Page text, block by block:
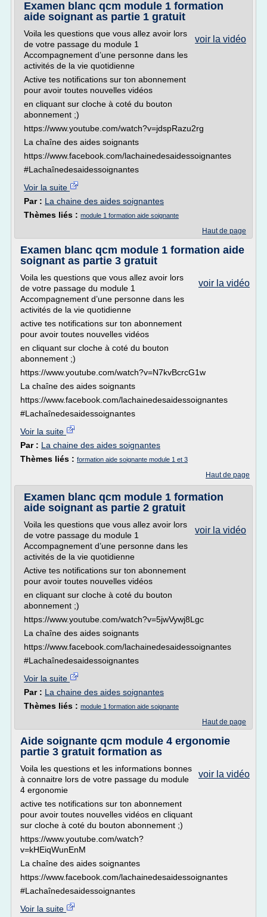
Examen blanc qcm module 1 formation
aide soignant as partie 1 gratuit
voir la vidéo
Voila les questions que vous allez avoir lors
de votre passage du module 1
Accompagnement d’une personne dans les
activités de la vie quotidienne
Active tes notifications sur ton abonnement
pour avoir toutes nouvelles vidéos
en cliquant sur cloche à coté du bouton
abonnement ;)
https://www.youtube.com/watch?v=jdspRazu2rg
La chaîne des aides soignants
https://www.facebook.com/lachainedesaidessoignantes
#Lachaînedesaidessoignantes
Voir la suite
Par : La chaine des aides soignantes
Thèmes liés : module 1 formation aide soignante
Haut de page
Examen blanc qcm module 1 formation aide
soignant as partie 3 gratuit
voir la vidéo
Voila les questions que vous allez avoir lors
de votre passage du module 1
Accompagnement d’une personne dans les
activités de la vie quotidienne
active tes notifications sur ton abonnement
pour avoir toutes nouvelles vidéos
en cliquant sur cloche à coté du bouton
abonnement ;)
https://www.youtube.com/watch?v=N7kvBcrcG1w
La chaîne des aides soignants
https://www.facebook.com/lachainedesaidessoignantes
#Lachaînedesaidessoignantes
Voir la suite
Par : La chaine des aides soignantes
Thèmes liés : formation aide soignante module 1 et 3
Haut de page
Examen blanc qcm module 1 formation
aide soignant as partie 2 gratuit
voir la vidéo
Voila les questions que vous allez avoir lors
de votre passage du module 1
Accompagnement d’une personne dans les
activités de la vie quotidienne
Active tes notifications sur ton abonnement
pour avoir toutes nouvelles vidéos
en cliquant sur cloche à coté du bouton
abonnement ;)
https://www.youtube.com/watch?v=5jwVywj8Lgc
La chaîne des aides soignants
https://www.facebook.com/lachainedesaidessoignantes
#Lachaînedesaidessoignantes
Voir la suite
Par : La chaine des aides soignantes
Thèmes liés : module 1 formation aide soignante
Haut de page
Aide soignante qcm module 4 ergonomie
partie 3 gratuit formation as
voir la vidéo
Voila les questions et les informations bonnes
à connaitre lors de votre passage du module
4 ergonomie
active tes notifications sur ton abonnement
pour avoir toutes nouvelles vidéos en cliquant
sur cloche à coté du bouton abonnement ;)
https://www.youtube.com/watch?
v=kHEiqWunEnM
La chaîne des aides soignantes
https://www.facebook.com/lachainedesaidessoignantes
#Lachaînedesaidessoignantes
Voir la suite